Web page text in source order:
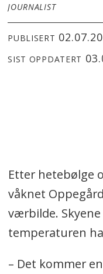
JOURNALIST
PUBLISERT
SIST OPPDATERT
Etter hetebølge
våknet
værbilde.
temperaturen
– Det kommer